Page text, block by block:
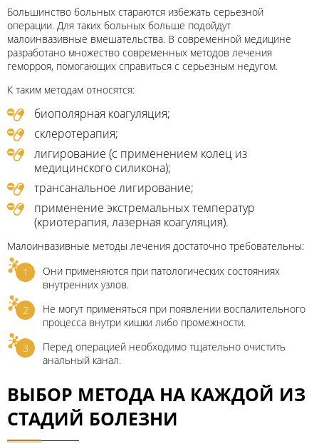
Большинство больных стараются избежать серьезной
операции. Для таких больных больше подойдут
малоинвазивные вмешательства. В современной медицине
разработано множество современных методов лечения
геморроя, помогающих справиться с серьезным недугом.
К таким методам относятся:
биополярная коагуляция;
склеротерапия;
лигирование (с применением колец из
медицинского силикона);
трансанальное лигирование;
применение экстремальных температур
(криотерапия, лазерная коагуляция).
Малоинвазивные методы лечения достаточно требовательны:
Они применяются при патологических состояниях
внутренних узлов.
Не могут применяться при появлении воспалительного
процесса внутри кишки либо промежности.
Перед операцией необходимо тщательно очистить
анальный канал.
ВЫБОР МЕТОДА НА КАЖДОЙ ИЗ
СТАДИЙ БОЛЕЗНИ